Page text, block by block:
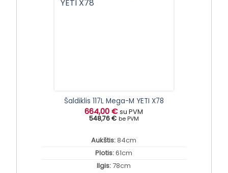
Šaldiklis 117L Mega-M YETI X78
664,00€ su PVM
548,76 € be PVM
Aukštis:84cm
Plotis:61cm
Ilgis:78cm